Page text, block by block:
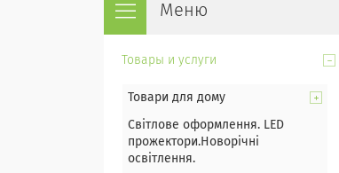
Товары и услуги
Товари для дому
Світлове оформлення. LED
прожектори.Новорічні
освітлення.